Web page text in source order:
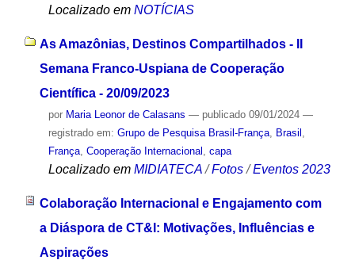
Localizado em NOTÍCIAS
As Amazônias, Destinos Compartilhados - II
Semana Franco-Uspiana de Cooperação
Científica - 20/09/2023
por Maria Leonor de Calasans — publicado09/01/2024 —
registrado em: Grupo de Pesquisa Brasil-França, Brasil ,
França, Cooperação Internacional , capa
Localizado em MIDIATECA /Fotos /Eventos 2023
Colaboração Internacional e Engajamento com
a Diáspora de CT&I: Motivações, Influências e
Aspirações